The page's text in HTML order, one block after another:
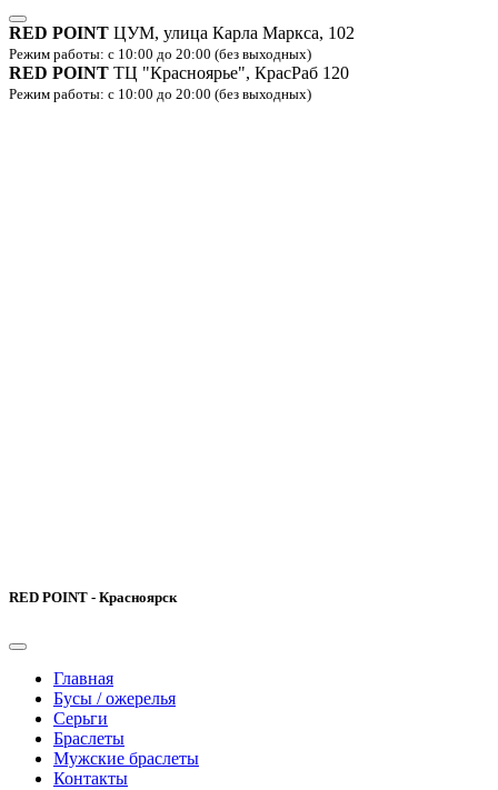
RED POINT ЦУМ, улица Карла Маркса, 102
Режим работы: с 10:00 до 20:00 (без выходных)
RED POINT ТЦ "Красноярье", КрасРаб 120
Режим работы: с 10:00 до 20:00 (без выходных)
RED POINT - Красноярск
Главная
Бусы / ожерелья
Серьги
Браслеты
Мужские браслеты
Контакты